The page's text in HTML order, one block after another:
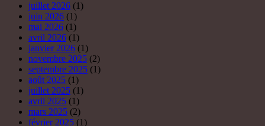
juillet 2026 (1)
juin 2026 (1)
mai 2026 (1)
avril 2026 (1)
janvier 2026 (1)
novembre 2025 (2)
septembre 2025 (1)
août 2025 (1)
juillet 2025 (1)
avril 2025 (1)
mars 2025 (2)
février 2025 (1)